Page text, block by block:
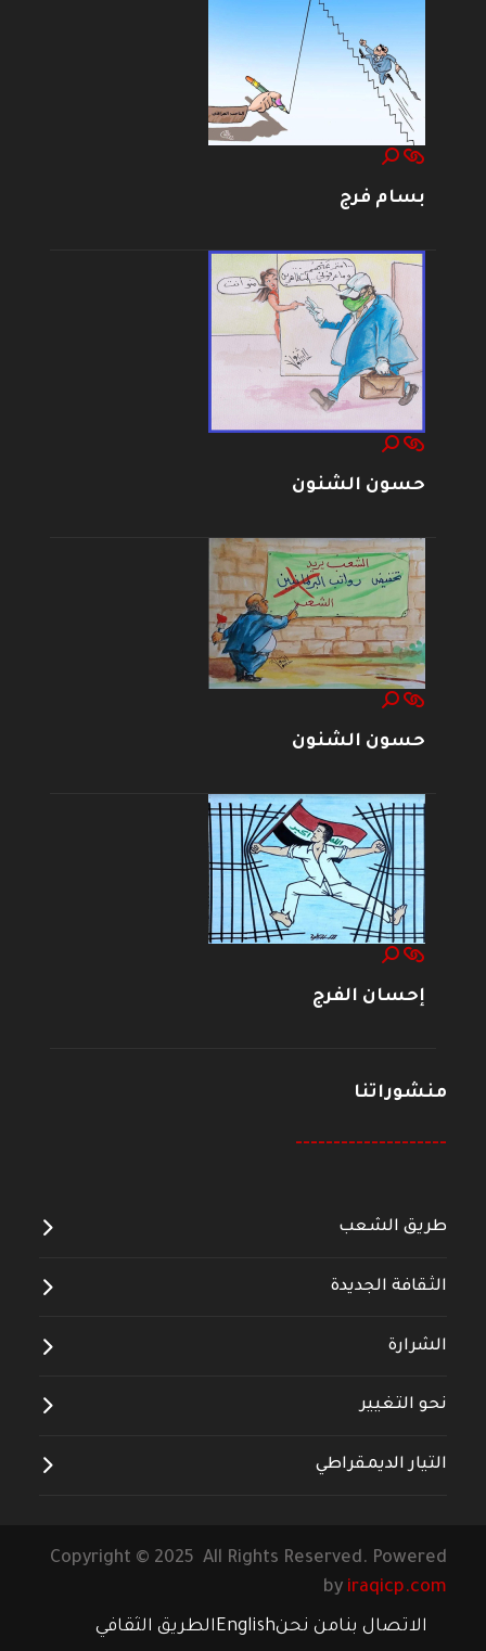
بسام فرج
حسون الشنون
حسون الشنون
إحسان الفرج
منشوراتنا
--------------------
طريق الشعب
الثقافة الجديدة
الشرارة
نحو التغيير
التيار الديمقراطي
Copyright © 2025 All Rights Reserved. Powered
by iraqicp.com
الاتصال بنامن نحنEnglishالطريق الثقافي